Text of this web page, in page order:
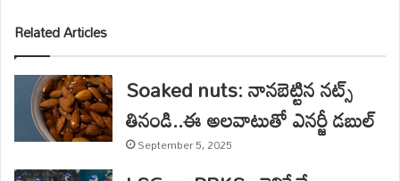
Related Articles
Soaked nuts: నానబెట్టిన నట్స్‌
తినండి..ఈ అలవాటుతో ఎనర్జీ డబుల్
September 5, 2025